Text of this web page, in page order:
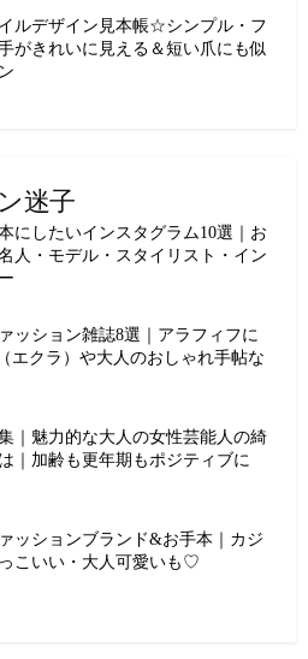
ルデザイン見本帳☆シンプル・フ
がきれいに見える＆短い爪にも似
迷子
にしたいインスタグラム10選｜お
人・モデル・スタイリスト・イン
ッション雑誌8選｜アラフィフに
エクラ）や大人のおしゃれ手帖な
｜魅力的な大人の女性芸能人の綺
｜加齢も更年期もポジティブに
ッションブランド&お手本｜カジ
こいい・大人可愛いも♡